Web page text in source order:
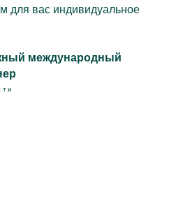
для вас индивидуальное
международный